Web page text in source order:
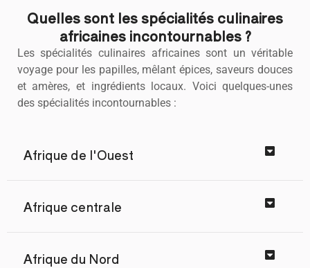
Quelles sont les spécialités culinaires
africaines incontournables ?
Les spécialités culinaires africaines sont un véritable
voyage pour les papilles, mêlant épices, saveurs douces
et amères, et ingrédients locaux. Voici quelques-unes
des spécialités incontournables :
Afrique de l'Ouest
Afrique centrale
Afrique du Nord